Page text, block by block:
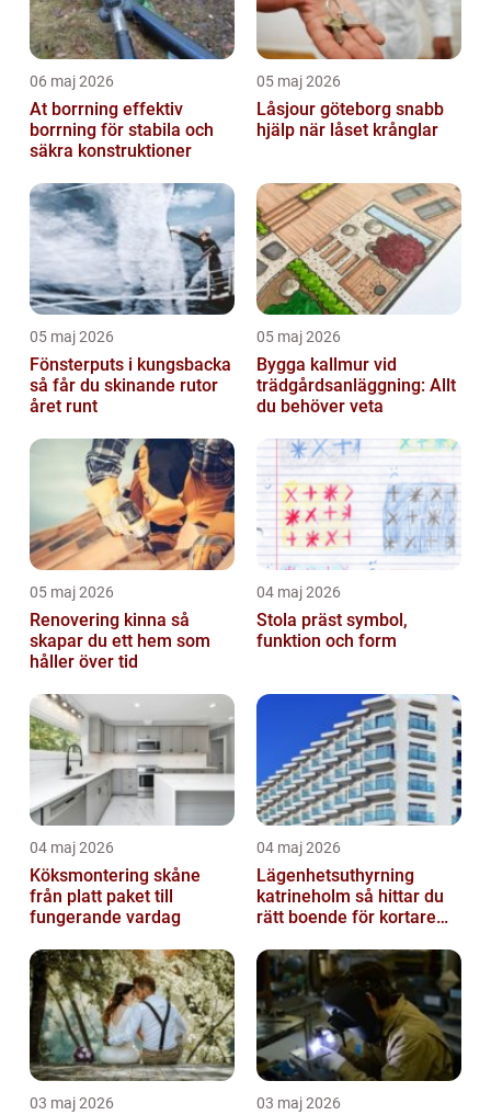
06 maj 2026
At borrning effektiv
borrning för stabila och
säkra konstruktioner
05 maj 2026
Låsjour göteborg snabb
hjälp när låset krånglar
05 maj 2026
Fönsterputs i kungsbacka
så får du skinande rutor
året runt
05 maj 2026
Bygga kallmur vid
trädgårdsanläggning: Allt
du behöver veta
05 maj 2026
Renovering kinna så
skapar du ett hem som
håller över tid
04 maj 2026
Stola präst symbol,
funktion och form
04 maj 2026
Köksmontering skåne
från platt paket till
fungerande vardag
04 maj 2026
Lägenhetsuthyrning
katrineholm så hittar du
rätt boende för kortare
03 maj 2026 03 maj 2026